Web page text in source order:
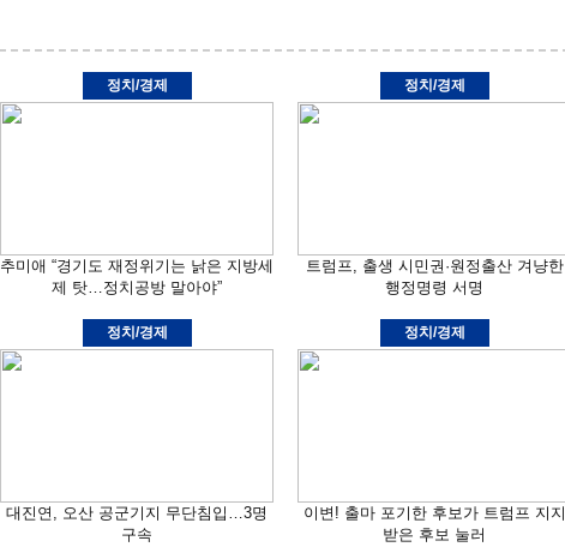
정치/경제
추미애 “경기도 재정위기는 낡은 지방세
제 탓…정치공방 말아야”
정치/경제
트럼프, 출생 시민권·원정출산 겨냥한
행정명령 서명
정치/경제
대진연, 오산 공군기지 무단침입…3명
구속
정치/경제
이변! 출마 포기한 후보가 트럼프 지지
받은 후보 눌러